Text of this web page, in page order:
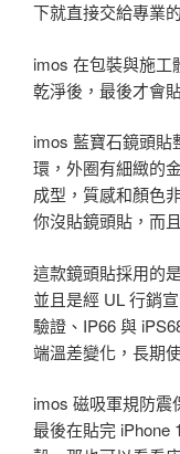
下就直接交給專業
imos 在包裝與施工
乾淨後，最後才會
imos 藍寶石鏡頭貼
環，外圈有細緻的
成型，質感和顏色
你沒貼鏡頭貼，而
這款鏡頭貼採用的
並且是經 UL 行銷
驗證、IP66 與
端溫差變化，長期
imos 磁吸軍規防震
最後在貼完 iPhone